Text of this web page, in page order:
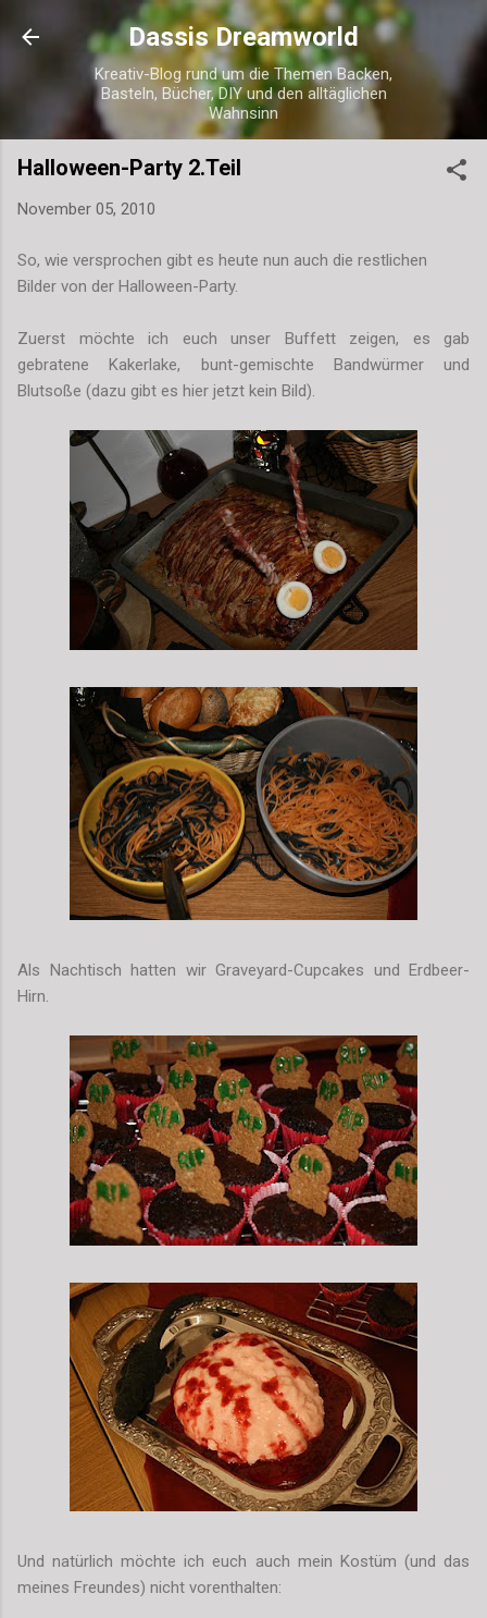
Direkt zum Hauptbereich
Dassis Dreamworld
Kreativ-Blog rund um die Themen Backen,
Basteln, Bücher, DIY und den alltäglichen
Wahnsinn
Halloween-Party 2.Teil
November 05, 2010
So, wie versprochen gibt es heute nun auch die restlichen
Bilder von der Halloween-Party.
Zuerst möchte ich euch unser Buffett zeigen, es gab
gebratene Kakerlake, bunt-gemischte Bandwürmer und
Blutsoße (dazu gibt es hier jetzt kein Bild).
Als Nachtisch hatten wir Graveyard-Cupcakes und Erdbeer-
Hirn.
Und natürlich möchte ich euch auch mein Kostüm (und das
meines Freundes) nicht vorenthalten: